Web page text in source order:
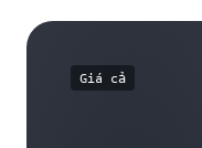
Giá cả